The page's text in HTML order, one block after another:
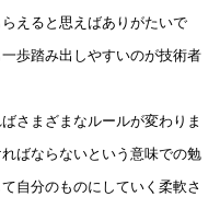
えると思えばありがたいで
歩踏み出しやすいのが技術者
さまざまなルールが変わりま
ばならないという意味での勉
自分のものにしていく柔軟さ